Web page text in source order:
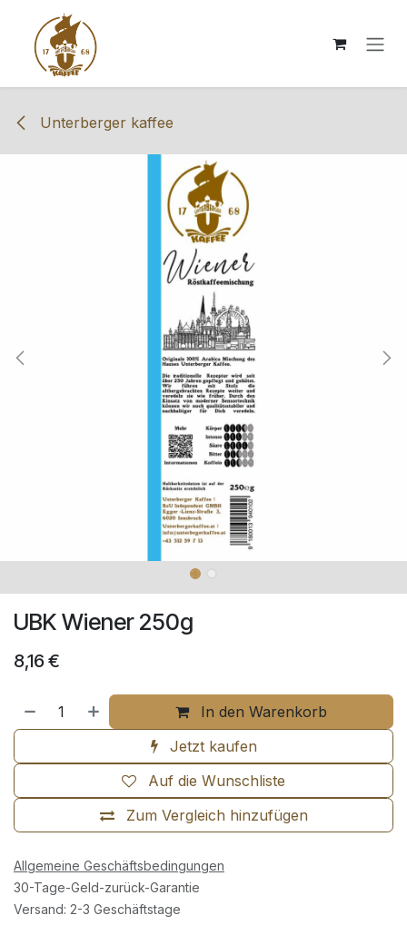
Zum Inhalt springen
Unterberger kaffee
UBK Wiener 250g
8,16 €
In den Warenkorb
Jetzt kaufen
Zum Vergleich hinzufügen
Auf die Wunschliste
Allgemeine Geschäftsbedingungen
30-Tage-Geld-zurück-Garantie
Versand: 2-3 Geschäftstage